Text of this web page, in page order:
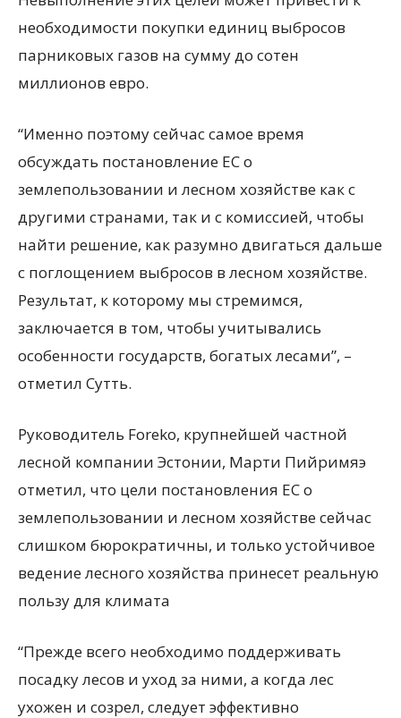
необходимости покупки единиц выбросов
парниковых газов на сумму до сотен
миллионов евро.
“Именно поэтому сейчас самое время
обсуждать постановление ЕС о
землепользовании и лесном хозяйстве как с
другими странами, так и с комиссией, чтобы
найти решение, как разумно двигаться дальше
с поглощением выбросов в лесном хозяйстве.
Результат, к которому мы стремимся,
заключается в том, чтобы учитывались
особенности государств, богатых лесами”, –
отметил Сутть.
Руководитель Foreko, крупнейшей частной
лесной компании Эстонии, Марти Пийримяэ
отметил, что цели постановления ЕС о
землепользовании и лесном хозяйстве сейчас
слишком бюрократичны, и только устойчивое
ведение лесного хозяйства принесет реальную
пользу для климата
“Прежде всего необходимо поддерживать
посадку лесов и уход за ними, а когда лес
ухожен и созрел, следует эффективно